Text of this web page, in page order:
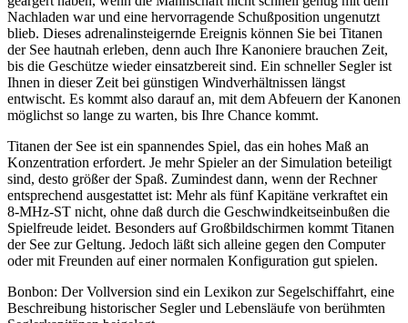
Nachladen war und eine hervorragende Schußposition ungenutzt
blieb. Dieses adrenalinsteigernde Ereignis können Sie bei Titanen
der See hautnah erleben, denn auch Ihre Kanoniere brauchen Zeit,
bis die Geschütze wieder einsatzbereit sind. Ein schneller Segler ist
Ihnen in dieser Zeit bei günstigen Windverhältnissen längst
entwischt. Es kommt also darauf an, mit dem Abfeuern der Kanonen
möglichst so lange zu warten, bis Ihre Chance kommt.
Titanen der See ist ein spannendes Spiel, das ein hohes Maß an
Konzentration erfordert. Je mehr Spieler an der Simulation beteiligt
sind, desto größer der Spaß. Zumindest dann, wenn der Rechner
entsprechend ausgestattet ist: Mehr als fünf Kapitäne verkraftet ein
8-MHz-ST nicht, ohne daß durch die Geschwindkeitseinbußen die
Spielfreude leidet. Besonders auf Großbildschirmen kommt Titanen
der See zur Geltung. Jedoch läßt sich alleine gegen den Computer
oder mit Freunden auf einer normalen Konfiguration gut spielen.
Bonbon: Der Vollversion sind ein Lexikon zur Segelschiffahrt, eine
Beschreibung historischer Segler und Lebensläufe von berühmten